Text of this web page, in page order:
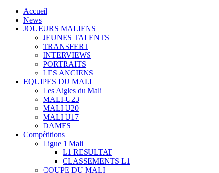
Accueil
News
JOUEURS MALIENS
JEUNES TALENTS
TRANSFERT
INTERVIEWS
PORTRAITS
LES ANCIENS
EQUIPES DU MALI
Les Aigles du Mali
MALI-U23
MALI U20
MALI U17
DAMES
Compétitions
Ligue 1 Mali
L1 RESULTAT
CLASSEMENTS L1
COUPE DU MALI